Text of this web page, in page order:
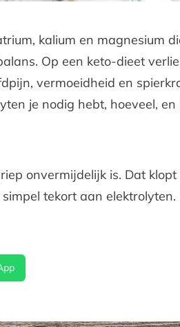
kalium en magnesium
Op een keto-dieet
vermoeidheid en
je nodig hebt, hoeveel,
onvermijdelijk is. Dat klopt
tekort aan